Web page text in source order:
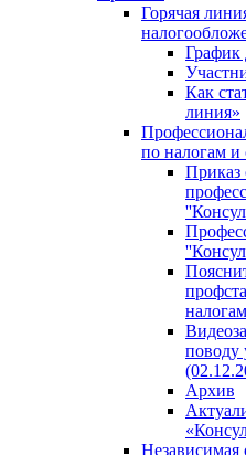
Горячая
График
Как
линия»
по налогам и
Приказ
поводу
Архив
Независимая